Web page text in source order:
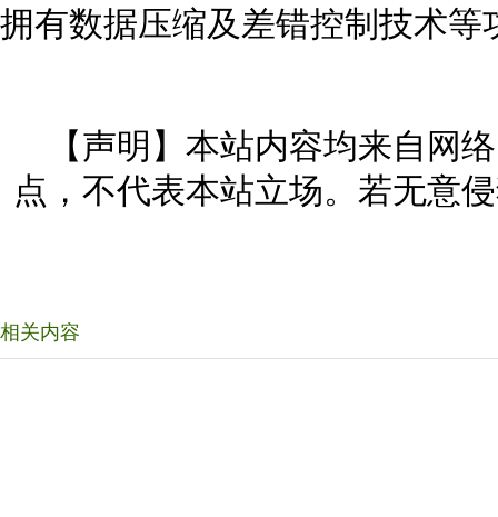
拥有数据压缩及差错控制技术等
【声明】本站内容均来自网
点，不代表本站立场。若无意
相关内容